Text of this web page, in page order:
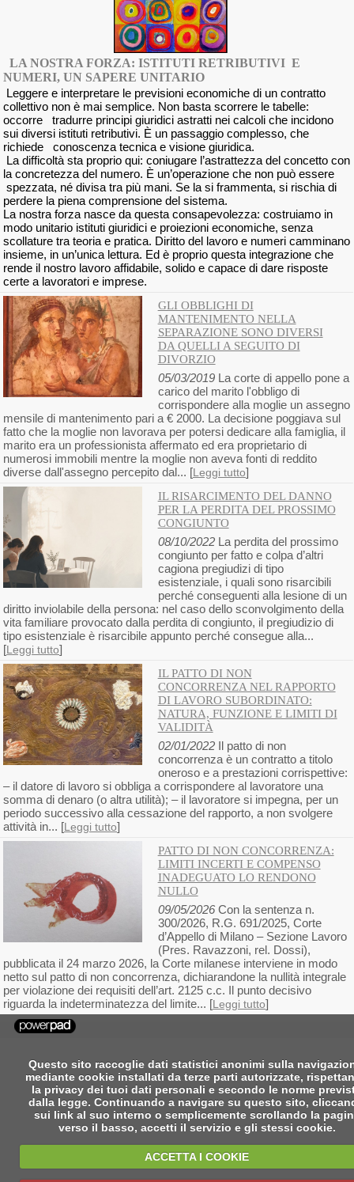
LA NOSTRA FORZA: ISTITUTI RETRIBUTIVI E
NUMERI, UN SAPERE UNITARIO
Leggere e interpretare le previsioni economiche di un contratto
collettivo non è mai semplice. Non basta scorrere le tabelle:
occorre tradurre principi giuridici astratti nei calcoli che incidono
sui diversi istituti retributivi. È un passaggio complesso, che
richiede conoscenza tecnica e visione giuridica.
La difficoltà sta proprio qui: coniugare l’astrattezza del concetto con
la concretezza del numero. È un’operazione che non può essere
spezzata, né divisa tra più mani. Se la si frammenta, si rischia di
perdere la piena comprensione del sistema.
La nostra forza nasce da questa consapevolezza: costruiamo in
modo unitario istituti giuridici e proiezioni economiche, senza
scollature tra teoria e pratica. Diritto del lavoro e numeri camminano
insieme, in un’unica lettura. Ed è proprio questa integrazione che
rende il nostro lavoro affidabile, solido e capace di dare risposte
certe a lavoratori e imprese.
GLI OBBLIGHI DI
MANTENIMENTO NELLA
SEPARAZIONE SONO DIVERSI
DA QUELLI A SEGUITO DI
DIVORZIO
05/03/2019La corte di appello pone a
carico del marito l'obbligo di
corrispondere alla moglie un assegno
mensile di mantenimento pari a € 2000. La decisione poggiava sul
fatto che la moglie non lavorava per potersi dedicare alla famiglia, il
marito era un professionista affermato ed era proprietario di
numerosi immobili mentre la moglie non aveva fonti di reddito
diverse dall'assegno percepito dal... [Leggi tutto]
IL RISARCIMENTO DEL DANNO
PER LA PERDITA DEL PROSSIMO
CONGIUNTO
08/10/2022La perdita del prossimo
congiunto per fatto e colpa d’altri
cagiona pregiudizi di tipo
esistenziale, i quali sono risarcibili
perché conseguenti alla lesione di un
diritto inviolabile della persona: nel caso dello sconvolgimento della
vita familiare provocato dalla perdita di congiunto, il pregiudizio di
tipo esistenziale è risarcibile appunto perché consegue alla...
[Leggi tutto]
IL PATTO DI NON
CONCORRENZA NEL RAPPORTO
DI LAVORO SUBORDINATO:
NATURA, FUNZIONE E LIMITI DI
VALIDITÀ
02/01/2022Il patto di non
concorrenza è un contratto a titolo
oneroso e a prestazioni corrispettive:
– il datore di lavoro si obbliga a corrispondere al lavoratore una
somma di denaro (o altra utilità); – il lavoratore si impegna, per un
periodo successivo alla cessazione del rapporto, a non svolgere
attività in... [Leggi tutto]
PATTO DI NON CONCORRENZA:
LIMITI INCERTI E COMPENSO
INADEGUATO LO RENDONO
NULLO
09/05/2026Con la sentenza n.
300/2026, R.G. 691/2025, Corte
d’Appello di Milano – Sezione Lavoro
(Pres. Ravazzoni, rel. Dossi),
pubblicata il 24 marzo 2026, la Corte milanese interviene in modo
netto sul patto di non concorrenza, dichiarandone la nullità integrale
per violazione dei requisiti dell’art. 2125 c.c. Il punto decisivo
riguarda la indeterminatezza del limite... [Leggi tutto]
Questo sito raccoglie dati statistici anonimi sulla
mediante cookie installati da terze parti autorizzate,
la privacy dei tuoi dati personali e secondo le norme
dalla legge. Continuando a navigare su questo sito,
sui link al suo interno o semplicemente scrollando la
verso il basso, accetti il servizio e gli stessi cookie.
ACCETTA I COOKIE